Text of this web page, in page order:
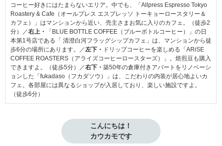
コーヒー好きにはたまらないエリア。中でも、「Allpress Espresso Tokyo
Roastery & Cafe（オールプレス エスプレッソ トーキョーロースタリー＆
カフェ）」はマンションから近い、売主さまお気に入りのカフェ。（徒歩2
分）／右上・
「BLUE BOTTLE COFFEE（ブルーボトルコーヒー）」の日
本第1号店である「 清澄白河フラッグシップカフェ」は、マンションから徒
歩6分の場所にあります。／左下・ ドリップコーヒーを楽しめる「ARiSE
COFFEE ROASTERS（アライズコーヒーロースターズ）」。焙煎豆も購入
できますよ。（徒歩5分）／右下・ 築50年の倉庫付きアパートをリノベーシ
ョンした「fukadaso（フカダソウ）」は、こだわりの内装が居心地よいカ
フェ。各部屋には異なるショップが入居しており、楽しい施設ですよ。
（徒歩6分）
こんにちは！
カウカモです